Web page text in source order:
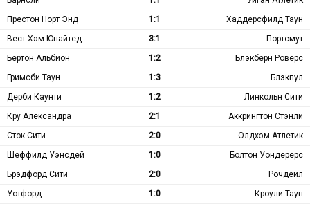
Престон Норт Энд
1:1
Хаддерсфилд Таун
Вест Хэм Юнайтед
3:1
Портсмут
Бёртон Альбион
1:2
Блэкберн Роверс
Гримсби Таун
1:3
Блэкпул
Дерби Каунти
1:2
Линкольн Сити
Кру Александра
2:1
Аккрингтон Стэнли
Сток Сити
2:0
Олдхэм Атлетик
Шеффилд Уэнсдей
1:0
Болтон Уондерерс
Брэдфорд Сити
2:0
Рочдейл
Уотфорд
1:0 Кроули Таун